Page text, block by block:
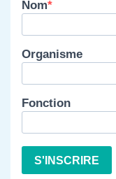
Nom
Organisme
Fonction
S'INSCRIRE